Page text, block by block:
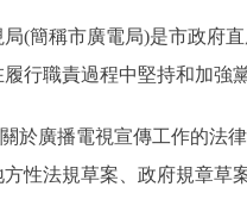
(簡稱市廣電局)是市政府
行職責過程中堅持和加強
於廣播電視宣傳工作的法
性法規草案、政府規章草